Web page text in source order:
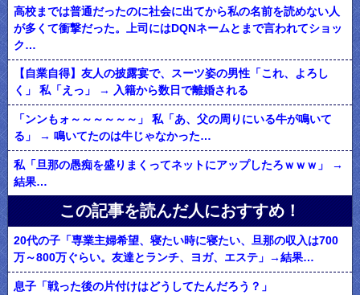
高校までは普通だったのに社会に出てから私の名前を読めない人
が多くて衝撃だった。上司にはDQNネームとまで言われてショッ
ク…
【自業自得】友人の披露宴で、スーツ姿の男性「これ、よろし
く」 私「えっ」 → 入籍から数日で離婚される
「ンンもォ～～～～～～」 私「あ、父の周りにいる牛が鳴いて
る」 → 鳴いてたのは牛じゃなかった…
私「旦那の愚痴を盛りまくってネットにアップしたろｗｗｗ」 →
結果…
この記事を読んだ人におすすめ！
20代の子「専業主婦希望、寝たい時に寝たい、旦那の収入は700
万～800万ぐらい。友達とランチ、ヨガ、エステ」→結果…
息子「戦った後の片付けはどうしてたんだろう？」